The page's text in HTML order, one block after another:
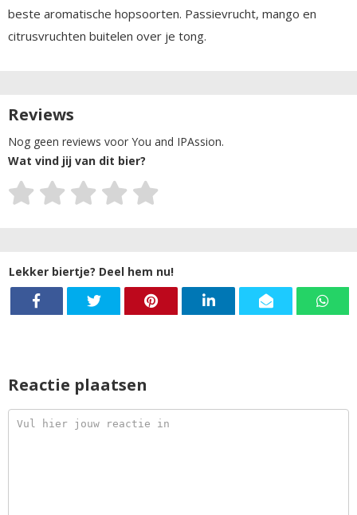
beste aromatische hopsoorten. Passievrucht, mango en
citrusvruchten buitelen over je tong.
Reviews
Nog geen reviews voor You and IPAssion.
Wat vind jij van dit bier?
Lekker biertje? Deel hem nu!
Reactie plaatsen